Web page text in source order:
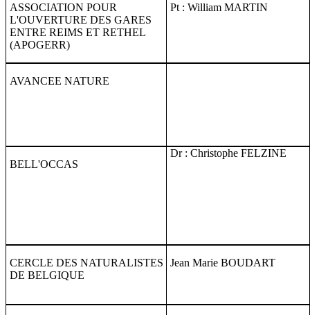
ASSOCIATION POUR
L'OUVERTURE DES GARES
ENTRE REIMS ET RETHEL
(APOGERR)
Pt : William MARTIN
AVANCEE NATURE
BELL'OCCAS
Dr : Christophe FELZINE
CERCLE DES NATURALISTES
DE BELGIQUE
Jean Marie BOUDART